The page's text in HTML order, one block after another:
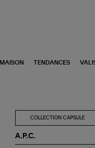
MAISON TENDANCES
COLLECTION CAPSULE
A.P.C.